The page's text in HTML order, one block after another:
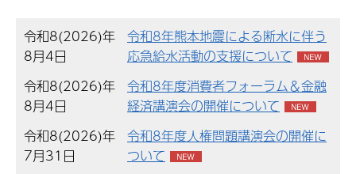
令和8(2026)年
8月4日
令和8年熊本地震による断水に伴う
応急給水活動の支援について
令和8(2026)年
8月4日
令和8年度消費者フォーラム＆金融
経済講演会の開催について
令和8(2026)年
7月31日
令和8年度人権問題講演会の開催に
ついて